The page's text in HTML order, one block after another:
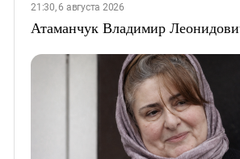
21:30, 6 августа 2026
Атаманчук Владимир